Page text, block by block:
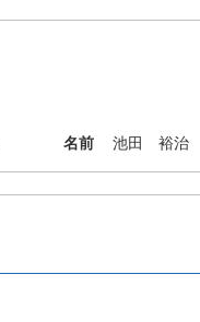
名前 池田 裕治
34